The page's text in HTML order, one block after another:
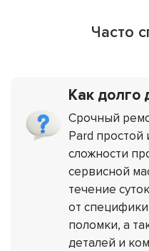
Часто
Как долго
Срочный
Pard простой
сложности
сервисной
течение
от
поломки, а
деталей и